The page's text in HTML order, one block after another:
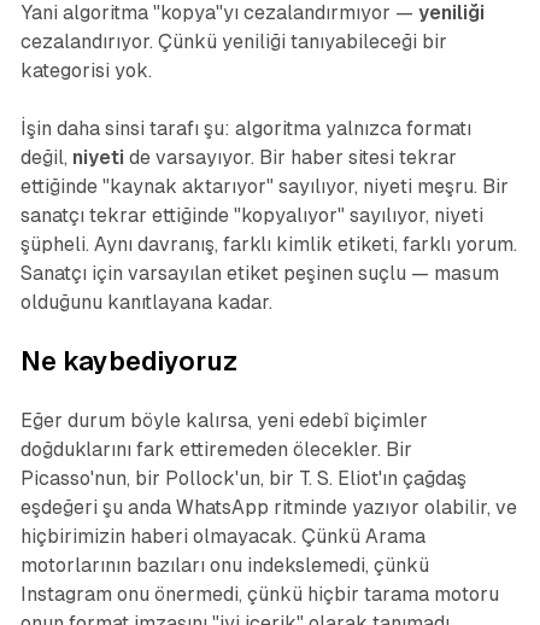
Yani algoritma "kopya"yı cezalandırmıyor — yeniliği
cezalandırıyor. Çünkü yeniliği tanıyabileceği bir
kategorisi yok.
İşin daha sinsi tarafı şu: algoritma yalnızca formatı
değil, niyeti de varsayıyor. Bir haber sitesi tekrar
ettiğinde "kaynak aktarıyor" sayılıyor, niyeti meşru. Bir
sanatçı tekrar ettiğinde "kopyalıyor" sayılıyor, niyeti
şüpheli. Aynı davranış, farklı kimlik etiketi, farklı yorum.
Sanatçı için varsayılan etiket peşinen suçlu — masum
olduğunu kanıtlayana kadar.
Ne kaybediyoruz
Eğer durum böyle kalırsa, yeni edebî biçimler
doğduklarını fark ettiremeden ölecekler. Bir
Picasso'nun, bir Pollock'un, bir T. S. Eliot'ın çağdaş
eşdeğeri şu anda WhatsApp ritminde yazıyor olabilir, ve
hiçbirimizin haberi olmayacak. Çünkü Arama
motorlarının bazıları onu indekslemedi, çünkü
Instagram onu önermedi, çünkü hiçbir tarama motoru